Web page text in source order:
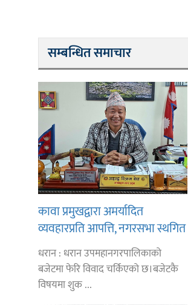
सम्बन्धित समाचार
कावा प्रमुखद्वारा अमर्यादित
व्यवहारप्रति आपत्ति, नगरसभा स्थगित
भएकोमा क्षमायाचना
धरान : धरान उपमहानगरपालिकाको
बजेटमा फेरि विवाद चर्किएको छ।बजेटकै
विषयमा शुक ...